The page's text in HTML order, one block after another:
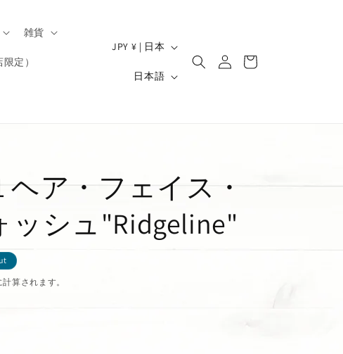
雑貨
定）
国
JPY ¥ | 日本
言
日本語
イ
ー
ヘア・フェイス・
ッシュ"Ridgeline"
算されます。